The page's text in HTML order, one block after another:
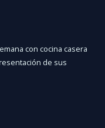
con cocina casera
de sus